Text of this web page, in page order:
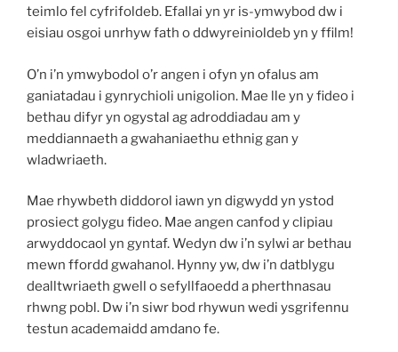
teimlo fel cyfrifoldeb. Efallai yn yr is-ymwybod dw i
eisiau osgoi unrhyw fath o ddwyreinioldeb yn y ffilm!
O’n i’n ymwybodol o’r angen i ofyn yn ofalus am
ganiatadau i gynrychioli unigolion. Mae lle yn y fideo i
bethau difyr yn ogystal ag adroddiadau am y
meddiannaeth a gwahaniaethu ethnig gan y
wladwriaeth.
Mae rhywbeth diddorol iawn yn digwydd yn ystod
prosiect golygu fideo. Mae angen canfod y clipiau
arwyddocaol yn gyntaf. Wedyn dw i’n sylwi ar bethau
mewn ffordd gwahanol. Hynny yw, dw i’n datblygu
dealltwriaeth gwell o sefyllfaoedd a pherthnasau
rhwng pobl. Dw i’n siwr bod rhywun wedi ysgrifennu
testun academaidd amdano fe.